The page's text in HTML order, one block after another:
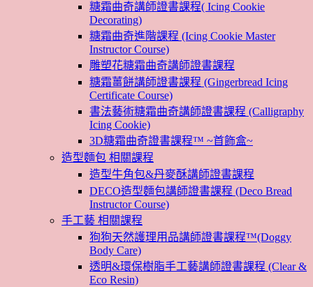
糖霜曲奇講師證書課程( Icing Cookie
Decorating)
糖霜曲奇進階課程 (Icing Cookie Master
Instructor Course)
雕塑花糖霜曲奇講師證書課程
糖霜薑餅講師證書課程 (Gingerbread Icing
Certificate Course)
書法藝術糖霜曲奇講師證書課程 (Calligraphy
Icing Cookie)
3D糖霜曲奇證書課程™ ~首飾盒~
造型麵包 相關課程
造型牛角包&丹麥酥講師證書課程
DECO造型麵包講師證書課程 (Deco Bread
Instructor Course)
手工藝 相關課程
狗狗天然護理用品講師證書課程™(Doggy
Body Care)
透明&環保樹脂手工藝講師證書課程 (Clear &
Eco Resin)